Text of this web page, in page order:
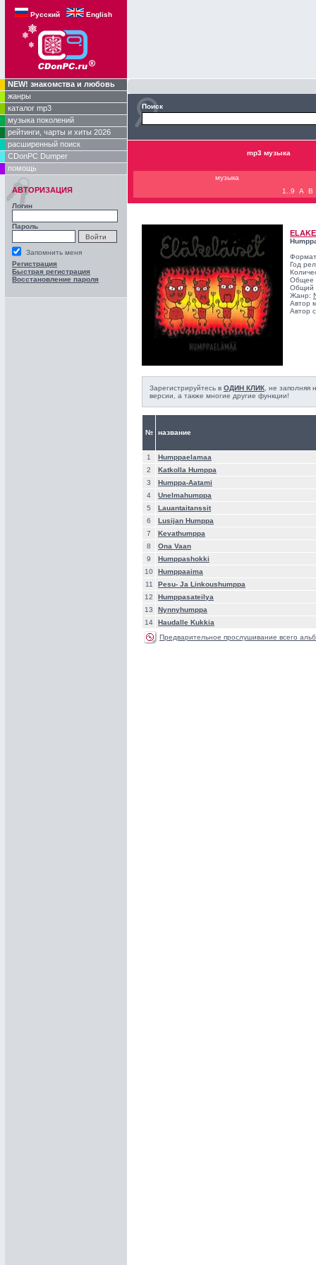
Русский English
NEW! знакомства и любовь
жанры
каталог mp3
музыка поколений
рейтинги, чарты и хиты 2026
расширенный поиск
CDonPC Dumper
помощь
АВТОРИЗАЦИЯ
Логин
Пароль
Запомнить меня
Регистрация
Быстрая регистрация
Восстановление пароля
Поиск
mp3 музыка
музыка
1..9
A B
Год
Общее
Общий
Жанр:
Автор
Автор
Зарегистрируйтесь в ОДИН КЛИК , не
версии, а также многие другие функции!
№ название
1
Humppaelamaa
2
Katkolla Humppa
3
Humppa-Aatami
4
Unelmahumppa
5
Lauantaitanssit
6
Lusijan Humppa
7
Kevathumppa
8
Ona Vaan
9
Humppashokki
10
Humppaaima
11
Pesu- Ja Linkoushumppa
12
Humppasateilya
13
Nynnyhumppa
14
Haudalle Kukkia
Предварительное прослушивание всего